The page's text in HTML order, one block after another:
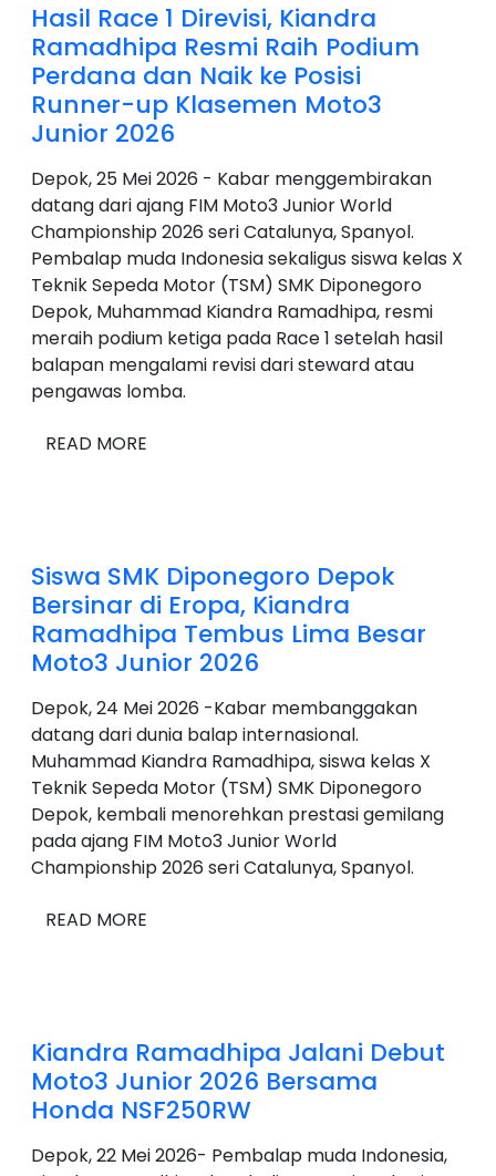
Hasil Race 1 Direvisi, Kiandra
Ramadhipa Resmi Raih Podium
Perdana dan Naik ke Posisi
Runner-up Klasemen Moto3
Junior 2026
Depok, 25 Mei 2026 - Kabar menggembirakan
datang dari ajang FIM Moto3 Junior World
Championship 2026 seri Catalunya, Spanyol.
Pembalap muda Indonesia sekaligus siswa kelas X
Teknik Sepeda Motor (TSM) SMK Diponegoro
Depok, Muhammad Kiandra Ramadhipa, resmi
meraih podium ketiga pada Race 1 setelah hasil
balapan mengalami revisi dari steward atau
pengawas lomba.
READ MORE
Siswa SMK Diponegoro Depok
Bersinar di Eropa, Kiandra
Ramadhipa Tembus Lima Besar
Moto3 Junior 2026
Depok, 24 Mei 2026 -Kabar membanggakan
datang dari dunia balap internasional.
Muhammad Kiandra Ramadhipa, siswa kelas X
Teknik Sepeda Motor (TSM) SMK Diponegoro
Depok, kembali menorehkan prestasi gemilang
pada ajang FIM Moto3 Junior World
Championship 2026 seri Catalunya, Spanyol.
READ MORE
Kiandra Ramadhipa Jalani Debut
Moto3 Junior 2026 Bersama
Honda NSF250RW
Depok, 22 Mei 2026- Pembalap muda Indonesia,